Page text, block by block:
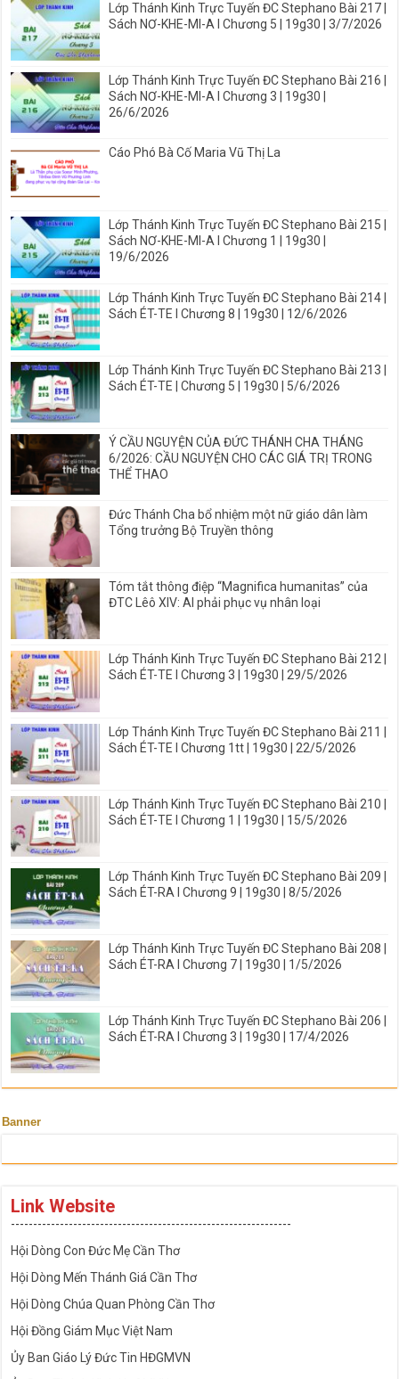
Lớp Thánh Kinh Trực Tuyến ĐC Stephano Bài 217 |
Sách NƠ-KHE-MI-A I Chương 5 | 19g30 | 3/7/2026
Lớp Thánh Kinh Trực Tuyến ĐC Stephano Bài 216 |
Sách NƠ-KHE-MI-A I Chương 3 | 19g30 |
26/6/2026
Cáo Phó Bà Cố Maria Vũ Thị La
Lớp Thánh Kinh Trực Tuyến ĐC Stephano Bài 215 |
Sách NƠ-KHE-MI-A I Chương 1 | 19g30 |
19/6/2026
Lớp Thánh Kinh Trực Tuyến ĐC Stephano Bài 214 |
Sách ÉT-TE I Chương 8 | 19g30 | 12/6/2026
Lớp Thánh Kinh Trực Tuyến ĐC Stephano Bài 213 |
Sách ÉT-TE | Chương 5 | 19g30 | 5/6/2026
Ý CẦU NGUYỆN CỦA ĐỨC THÁNH CHA THÁNG
6/2026: CẦU NGUYỆN CHO CÁC GIÁ TRỊ TRONG
THỂ THAO
Đức Thánh Cha bổ nhiệm một nữ giáo dân làm
Tổng trưởng Bộ Truyền thông
Tóm tắt thông điệp “Magnifica humanitas” của
ĐTC Lêô XIV: AI phải phục vụ nhân loại
Lớp Thánh Kinh Trực Tuyến ĐC Stephano Bài 212 |
Sách ÉT-TE I Chương 3 | 19g30 | 29/5/2026
Lớp Thánh Kinh Trực Tuyến ĐC Stephano Bài 211 |
Sách ÉT-TE I Chương 1tt | 19g30 | 22/5/2026
Lớp Thánh Kinh Trực Tuyến ĐC Stephano Bài 210 |
Sách ÉT-TE I Chương 1 | 19g30 | 15/5/2026
Lớp Thánh Kinh Trực Tuyến ĐC Stephano Bài 209 |
Sách ÉT-RA I Chương 9 | 19g30 | 8/5/2026
Lớp Thánh Kinh Trực Tuyến ĐC Stephano Bài 208 |
Sách ÉT-RA I Chương 7 | 19g30 | 1/5/2026
Lớp Thánh Kinh Trực Tuyến ĐC Stephano Bài 206 |
Sách ÉT-RA I Chương 3 | 19g30 | 17/4/2026
Banner
Link Website
---------------------------------------------------------------
Hội Dòng Con Đức Mẹ Cần Thơ
Hội Dòng Mến Thánh Giá Cần Thơ
Hội Dòng Chúa Quan Phòng Cần Thơ
Hội Đồng Giám Mục Việt Nam
Ủy Ban Giáo Lý Đức Tin HĐGMVN